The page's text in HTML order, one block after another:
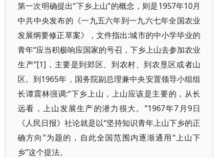
第一次明确提出“下乡上山”的概念，则是1957年10月
中共中央发布的《一九五六年到一九六七年全国农业
发展纲要修正草案》，文件指出:城市的中小学毕业的
青年“应当积极响应国家的号召，下乡上山去参加农业
生产”[1]，主要是到郊区、到农村、到农垦区或者山
区。到1965年，国务院副总理兼中央安置领导小组组
长谭震林强调:“下乡上山，上山应该是主要的，从长
远看，上山发展生产的潜力很大。”1967年7月9日
《人民日报》社论就是以“坚持知识青年上山下乡的正
确方向”为题的，自此全国范围内逐渐通用“上山下
乡”这个提法。